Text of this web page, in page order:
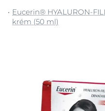
Eucerin® HYALURON-
krém (50 ml)